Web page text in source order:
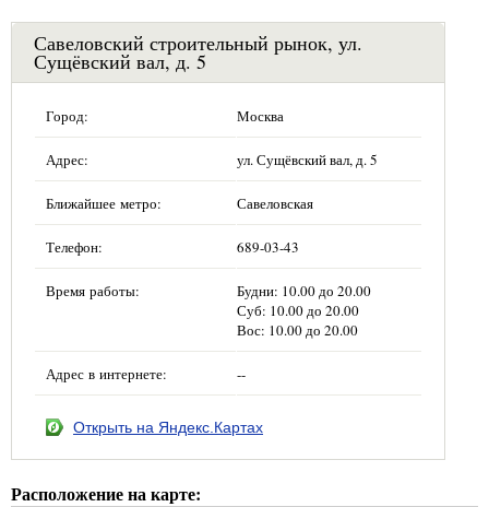
Савеловский строительный рынок, ул.
Сущёвский вал, д. 5
Город: Москва
Адрес: ул. Сущёвский вал, д. 5
Ближайшее метро: Савеловская
Телефон: 689-03-43
Время работы:
Будни: 10.00 до 20.00
Суб: 10.00 до 20.00
Вос: 10.00 до 20.00
Адрес в интернете: --
Открыть на Яндекс.Картах
Расположение на карте: